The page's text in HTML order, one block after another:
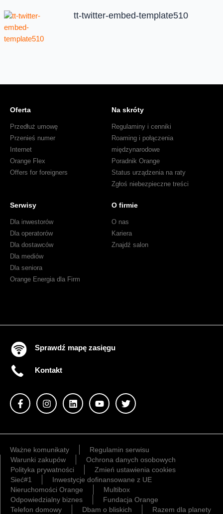
tt-twitter-embed-template510
Oferta
Przedłuż umowę
Przenieś numer
Internet
Orange Flex
Offers for foreigners
Na skróty
Regulaminy i cenniki
Roaming i połączenia
międzynarodowe
Poradnik Orange
Status urządzenia na raty
Zgłoś niebezpieczne treści
Serwisy
Dla inwestorów
Dla operatorów
Dla dostawców
Dla mediów
Dla seniora
Orange Energia dla Firm
O firmie
O nas
Kariera
Znajdź salon
Sprawdź mapę zasięgu
Kontakt
Ważne komunikaty
Regulamin serwisu
Warunki zakupów
Ochrona danych osobowych
Polityka prywatności
Zmień ustawienia cookies
Sieć#1
Inwestycje dofinansowane z UE
Nieruchomości Orange
Multibox
Odpowiedzialny biznes
Fundacja Orange
Telefon domowy
Dbam o bliskich Razem dla planety